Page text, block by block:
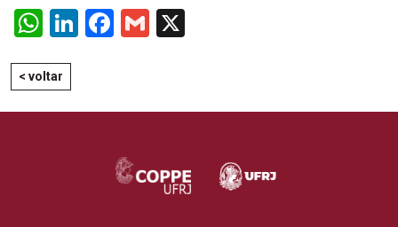
WhatsApp
LinkedIn
Facebook
Gmail
< voltar